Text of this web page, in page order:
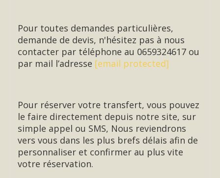
Pour toutes demandes particulières,
demande de devis, n'hésitez pas à nous
contacter par téléphone au 0659324617 ou
par mail l’adresse [email protected]
Pour réserver votre transfert, vous pouvez
le faire directement depuis notre site, sur
simple appel ou SMS, Nous reviendrons
vers vous dans les plus brefs délais afin de
personnaliser et confirmer au plus vite
votre réservation.